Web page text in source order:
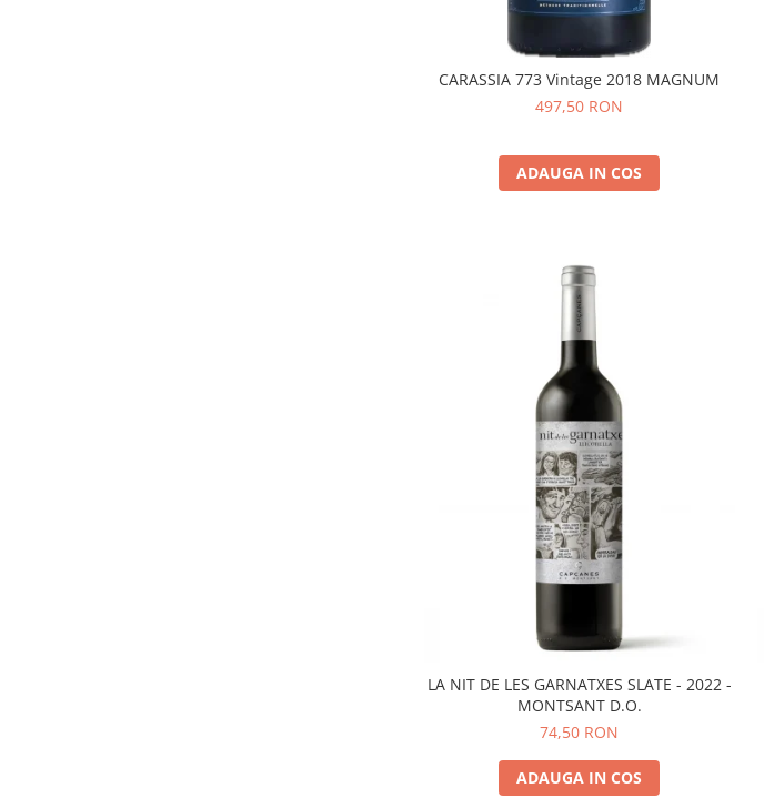
CARASSIA 773 Vintage 2018 MAGNUM
497,50 RON
ADAUGA IN COS
LA NIT DE LES GARNATXES SLATE - 2022 -
MONTSANT D.O.
74,50 RON
ADAUGA IN COS